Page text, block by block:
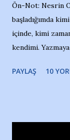
Ön-Not: Nesrin
başladığımda
içinde, kimi
kendimi.
Yazımı,
Nesrin’in
PAYLAŞ 10